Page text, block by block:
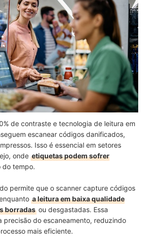
de contraste e tecnologia de leitura em
escanear códigos danificados,
Isso é essencial em setores
onde etiquetas podem sofrer
do tempo.
permite que o scanner capture códigos
a leitura em baixa qualidade
borradas ou desgastadas. Essa
precisão do escaneamento, reduzindo
mais eficiente.